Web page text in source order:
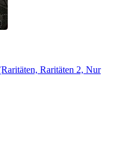
Raritäten 2, Nur